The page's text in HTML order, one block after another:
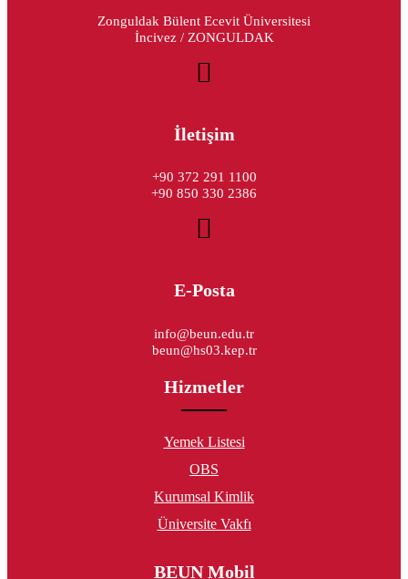
Zonguldak Bülent Ecevit Üniversitesi
İncivez / ZONGULDAK
İletişim
+90 372 291 1100
+90 850 330 2386
E-Posta
info@beun.edu.tr
beun@hs03.kep.tr
Hizmetler
Yemek Listesi
OBS
Kurumsal Kimlik
Üniversite Vakfı
BEUN Mobil